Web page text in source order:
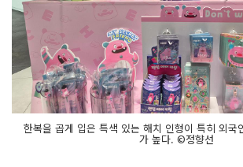
한복을 곱게 입은 특색 있는 해치 인형이 특히 외국
가 높다. ©정향선